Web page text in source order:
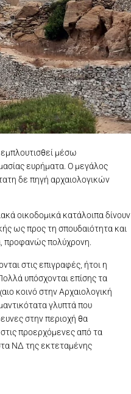
μέσω
ευρήματα. Ο μεγάλος
δε πηγή αρχαιολογικών
οικοδομικά κατάλοιπα δίνουν
ως προς τη σπουδαιότητα και
προφανώς πολύχρονη.
στις επιγραφές, ήτοι η
υπόσχονται επίσης τα
κοινό στην Αρχαιολογική
γλυπτά που
στην περιοχή θα
προερχόμενες από τα
ΝΔ της εκτεταμένης